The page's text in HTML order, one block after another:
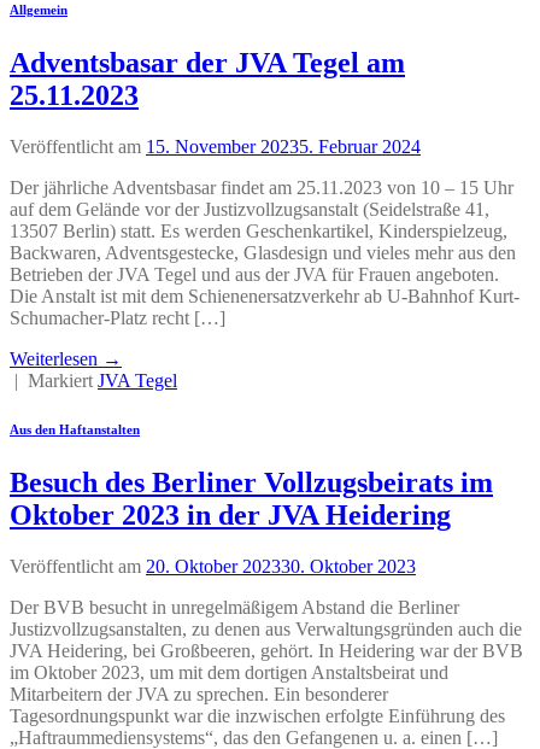
Allgemein
Adventsbasar der JVA Tegel am
25.11.2023
Veröffentlicht am 15. November 20235. Februar 2024
Der jährliche Adventsbasar findet am 25.11.2023 von 10 – 15 Uhr
auf dem Gelände vor der Justizvollzugsanstalt (Seidelstraße 41,
13507 Berlin) statt. Es werden Geschenkartikel, Kinderspielzeug,
Backwaren, Adventsgestecke, Glasdesign und vieles mehr aus den
Betrieben der JVA Tegel und aus der JVA für Frauen angeboten.
Die Anstalt ist mit dem Schienenersatzverkehr ab U-Bahnhof Kurt-
Schumacher-Platz recht […]
Weiterlesen →
| Markiert JVA Tegel
Aus den Haftanstalten
Besuch des Berliner Vollzugsbeirats im
Oktober 2023 in der JVA Heidering
Veröffentlicht am 20. Oktober 202330. Oktober 2023
Der BVB besucht in unregelmäßigem Abstand die Berliner
Justizvollzugsanstalten, zu denen aus Verwaltungsgründen auch die
JVA Heidering, bei Großbeeren, gehört. In Heidering war der BVB
im Oktober 2023, um mit dem dortigen Anstaltsbeirat und
Mitarbeitern der JVA zu sprechen. Ein besonderer
Tagesordnungspunkt war die inzwischen erfolgte Einführung des
„Haftraummediensystems“, das den Gefangenen u. a. einen […]